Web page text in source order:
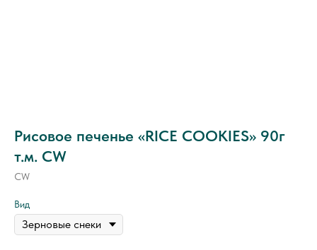
Рисовое печенье «RICE COOKIES» 90г
т.м. CW
CW
Вид